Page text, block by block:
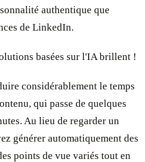
authentique que
de LinkedIn.
basées sur l'IA brillent !
considérablement le temps
qui passe de quelques
Au lieu de regarder un
générer automatiquement des
points de vue variés tout en